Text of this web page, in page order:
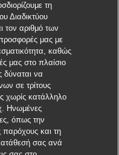
τη
Διαδικτύου
τον αριθμό των
μας με
καθώς
μας στο πλαίσιο
δύναται να
σε τρίτους
χωρίς κατάλληλο
Ηνωμένες
όπως την
παρόχους και τη
σας ανά